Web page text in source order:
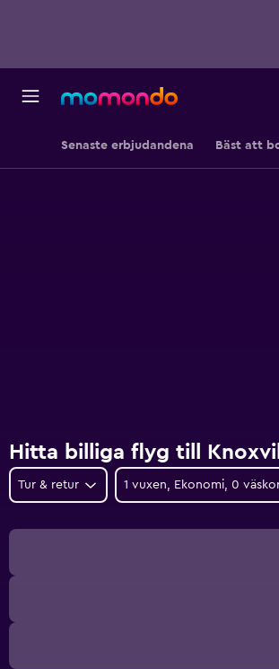
Senaste erbjudandena Bäst att
Hitta billiga flyg till
Tur & retur 1 vuxen, Ekonomi, 0